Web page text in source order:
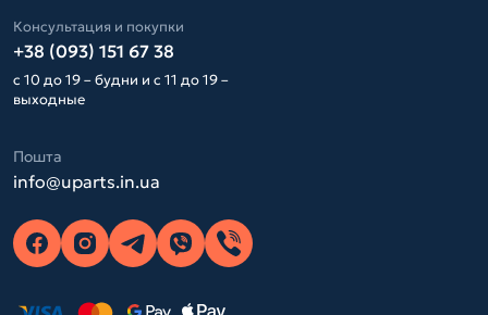
Консультация и покупки
+38 (093) 151 67 38
с 10 до 19 – будни и с 11 до 19 –
выходные
Пошта
info@uparts.in.ua